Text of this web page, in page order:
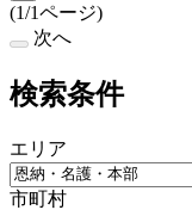
(1/1ページ)
次へ
検索条件
エリア
市町村